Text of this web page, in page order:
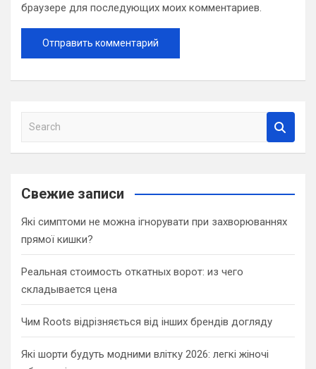
браузере для последующих моих комментариев.
a
c
Свежие записи
Які симптоми не можна ігнорувати при захворюваннях
прямої кишки?
Реальная стоимость откатных ворот: из чего
складывается цена
Чим Roots відрізняється від інших брендів догляду
Які шорти будуть модними влітку 2026: легкі жіночі